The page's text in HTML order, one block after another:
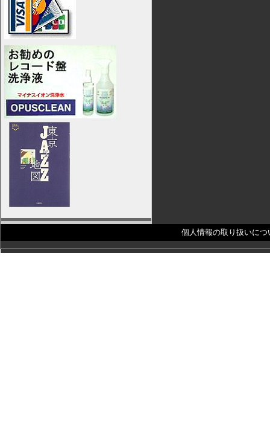
個人情報の取り扱いにつ